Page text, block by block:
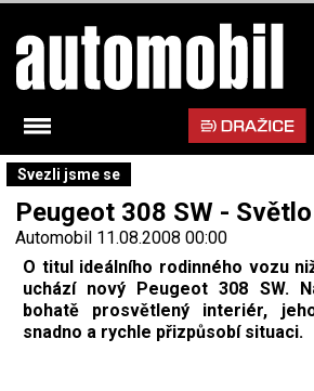
Svezli jsme se
Peugeot 308 SW -
Automobil 11.08.2008 00:00
O titul ideálního rodinného vozu
uchází nový Peugeot 308 SW.
bohatě prosvětlený interiér,
snadno a rychle přizpůsobí situaci.